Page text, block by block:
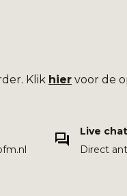
Klik hier voor de
Live chat
Direct